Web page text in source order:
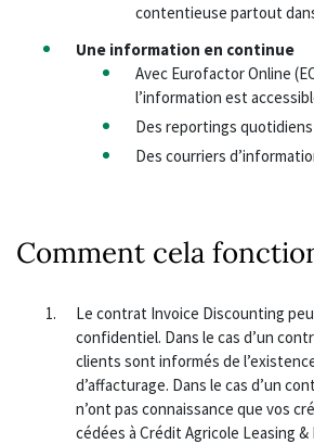
contentieuse partout
Une information en continue
Avec Eurofactor Online
l’information est
Des reportings
Des courriers
Comment cela
Le contrat Invoice Discounting
confidentiel. Dans le cas d’un
clients sont informés de
d’affacturage. Dans le cas d’un
n’ont pas connaissance que vos
cédées à Crédit Agricole Leasing &